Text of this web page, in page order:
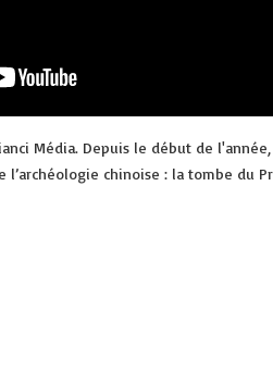
Média. Depuis le début de
chinoise : la tombe du